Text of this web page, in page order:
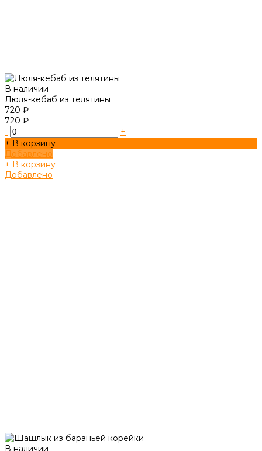
В наличии
Люля-кебаб из телятины
720 ₽
720 ₽
-
+
+ В корзину
Добавлено
+ В корзину
Добавлено
В наличии